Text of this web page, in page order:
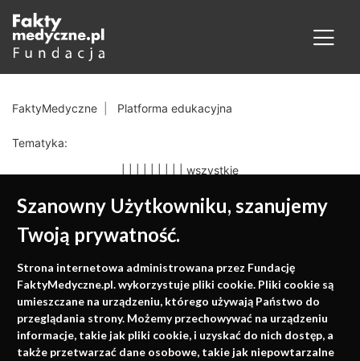
Szanowny Użytkowniku, szanujemy
Twoją prywatność.
Strona internetowa administrowana przez Fundację
FaktyMedyczne.pl. wykorzystuje pliki cookie. Pliki cookie są
umieszczane na urządzeniu, którego używają Państwo do
przeglądania strony. Możemy przechowywać na urządzeniu
informacje, takie jak pliki cookie, i uzyskać do nich dostęp, a
także przetwarzać dane osobowe, takie jak niepowtarzalne
FaktyMedyczne Platforma edukacyjna
Tematyka:
wszystkie
Medycyna oparta na
faktach
Konferencje, szkolenia, e-learning, wydawnictwo